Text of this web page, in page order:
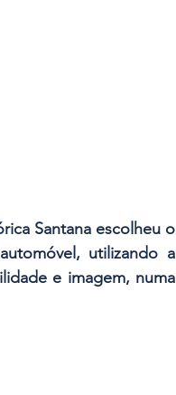
Santana escolheu o
utilizando a
e imagem, numa